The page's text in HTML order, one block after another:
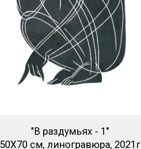
"В раздумьях - 1"
50Х70 см, линогравюра, 2021г